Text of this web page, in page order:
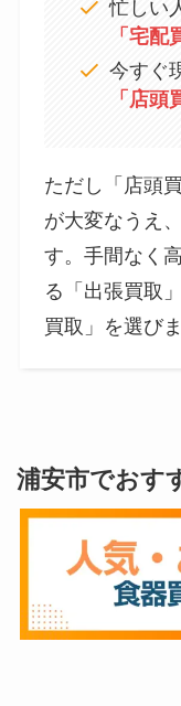
忙しい
「宅配
今すぐ
「店頭
ただし「店頭
が大変なうえ
す。手間なく
る「出張買取
買取」を選び
浦安市でおす